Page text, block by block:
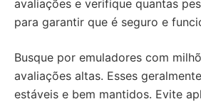
avaliações e verifique quantas
para garantir que é seguro e
Busque por emuladores com
avaliações altas. Esses
estáveis e bem mantidos. Evite